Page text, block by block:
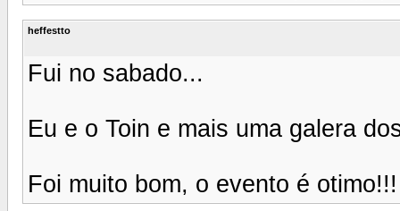
heffestto
Fui no sabado...
Eu e o Toin e mais uma galera
Foi muito bom, o evento é otimo!!!